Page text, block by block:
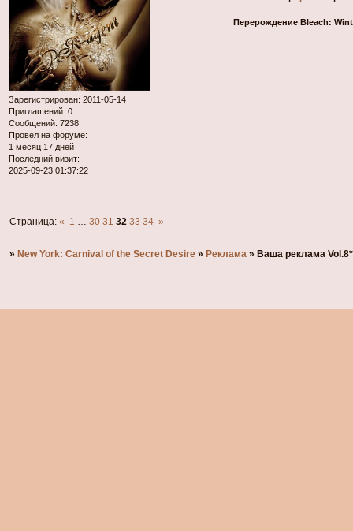
Зарегистрирован: 2011-05-14
Приглашений: 0
Сообщений: 7238
Провел на форуме:
1 месяц 17 дней
Последний визит:
2025-09-23 01:37:22
Перерождение Bleach:
Страница:« 1 … 30 31 32 33 34 »
»New York: Carnival of the Secret Desire »Реклама »Ваша реклама Vol.8*